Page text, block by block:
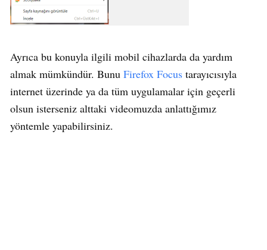
Ayrıca bu konuyla ilgili mobil cihazlarda da yardım
almak mümkündür. Bunu Firefox Focus tarayıcısıyla
internet üzerinde ya da tüm uygulamalar için geçerli
olsun isterseniz alttaki videomuzda anlattığımız
yöntemle yapabilirsiniz.